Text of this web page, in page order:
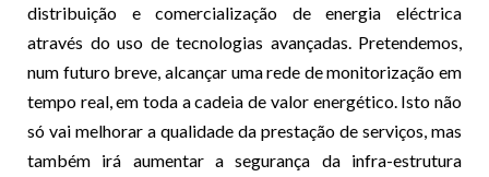
distribuição e comercialização de energia eléctrica
através do uso de tecnologias avançadas. Pretendemos,
num futuro breve, alcançar uma rede de monitorização em
tempo real, em toda a cadeia de valor energético. Isto não
só vai melhorar a qualidade da prestação de serviços, mas
também irá aumentar a segurança da infra-estrutura